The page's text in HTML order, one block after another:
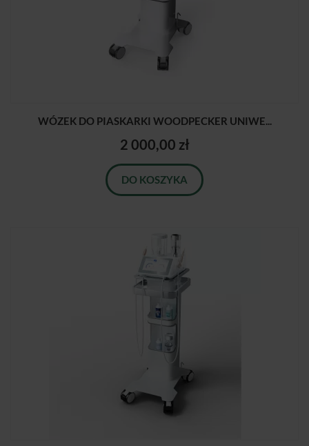
WÓZEK DO PIASKARKI WOODPECKER UNIWE...
2 000,00 zł
DO KOSZYKA